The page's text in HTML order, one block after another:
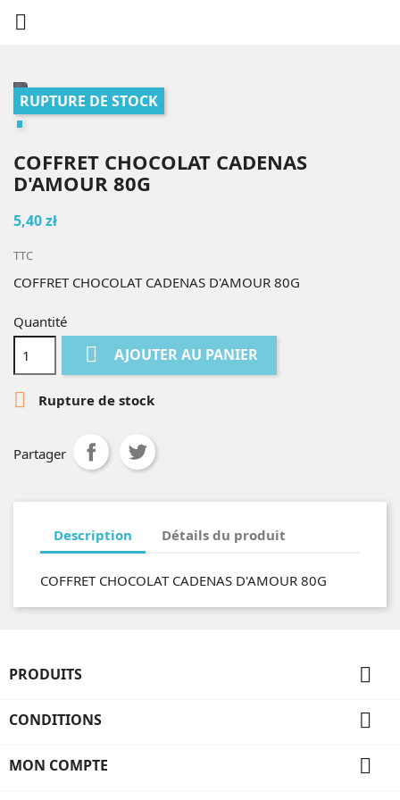

RUPTURE DE STOCK
COFFRET CHOCOLAT CADENAS
D'AMOUR 80G
5,40 zł
TTC
COFFRET CHOCOLAT CADENAS D'AMOUR 80G
Quantité
 AJOUTER AU PANIER
 Rupture de stock
Partager
Description Détails du produit
COFFRET CHOCOLAT CADENAS D'AMOUR 80G
PRODUITS 
CONDITIONS 
MON COMPTE
